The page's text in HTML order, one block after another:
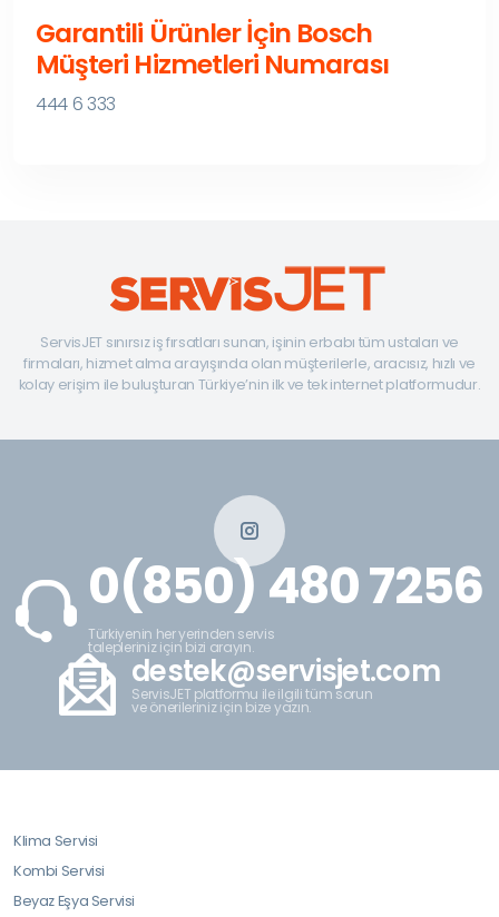
Garantili Ürünler İçin Bosch
Müşteri Hizmetleri Numarası
444 6 333
ServisJET sınırsız iş fırsatları sunan, işinin erbabı tüm ustaları ve
firmaları, hizmet alma arayışında olan müşterilerle, aracısız, hızlı ve
kolay erişim ile buluşturan Türkiye’nin ilk ve tek internet platformudur.
0(850) 480 7256
Türkiyenin her yerinden servis
talepleriniz için bizi arayın.
destek@servisjet.com
ServisJET platformu ile ilgili tüm sorun
ve önerileriniz için bize yazın.
Klima Servisi
Kombi Servisi
Beyaz Eşya Servisi